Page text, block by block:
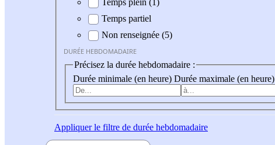
Temps plein (1)
Temps partiel
Non renseignée (5)
DURÉE HEBDOMADAIRE
Précisez la durée hebdomadaire :
Durée minimale (en heure) Durée maximale (en heure)
Appliquerle filtre de durée hebdomadaire